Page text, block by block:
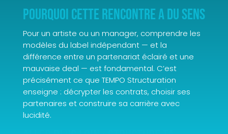
Pourquoi cette rencontre a du sens
Pour un artiste ou un manager, comprendre les
modèles du label indépendant — et la
différence entre un partenariat éclairé et une
mauvaise deal — est fondamental. C’est
précisément ce que TEMPO Structuration
enseigne : décrypter les contrats, choisir ses
partenaires et construire sa carrière avec
lucidité.